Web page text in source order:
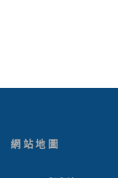
網站地圖